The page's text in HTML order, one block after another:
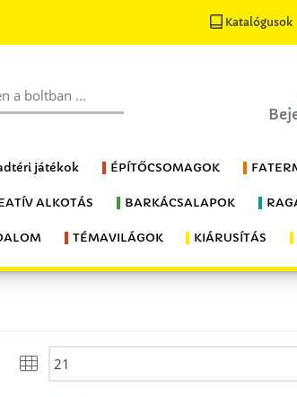
Katalógusok
játékok ÉPÍTŐCSOMAGOK
ALKOTÁS BARKÁCSALAPOK
TÉMAVILÁGOK KIÁRUSÍTÁS